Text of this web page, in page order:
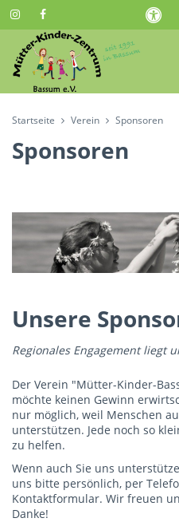
Startseite Verein Sponsoren
Sponsoren
Unsere
Regionales Engagement liegt
Der Verein "Mütter-Kinder-
möchte keinen Gewinn
nur möglich, weil Menschen
unterstützen. Jede noch so
zu helfen.
Wenn auch Sie uns
uns bitte persönlich, per
Kontaktformular. Wir freuen
Danke!